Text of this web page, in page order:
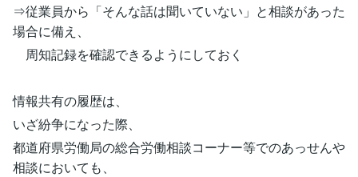
⇒従業員から「そんな話は聞いていない」と相談があった
場合に備え、
周知記録を確認できるようにしておく
情報共有の履歴は、
いざ紛争になった際、
都道府県労働局の総合労働相談コーナー等でのあっせんや
相談においても、